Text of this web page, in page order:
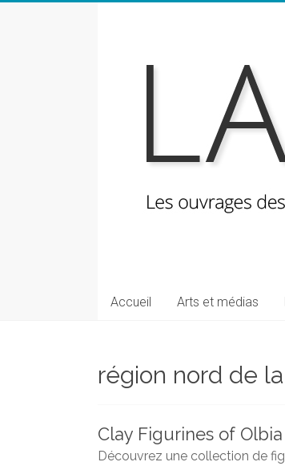
Les
et
chercheurs
la
Faculté
Accueil Arts et médias
région nord de
Clay Figurines of
Découvrez une collection de